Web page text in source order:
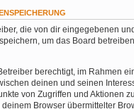
die von dir eingegebenen
um das Board
berechtigt, im Rahmen
deinen und seinen
von Zugriffen und Aktionen
Browser übermittelter